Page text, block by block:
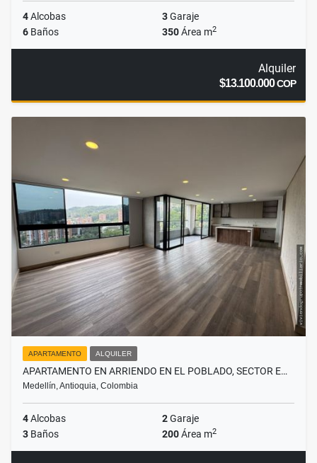
4Alcobas 3Garaje
6 Baños 350Área m2
Alquiler
$13.100.000COP
APARTAMENTO ALQUILER
APARTAMENTO EN ARRIENDO EN EL POBLADO, SECTOR E…
Medellín, Antioquia, Colombia
4Alcobas 2Garaje
3 Baños 200Área m2